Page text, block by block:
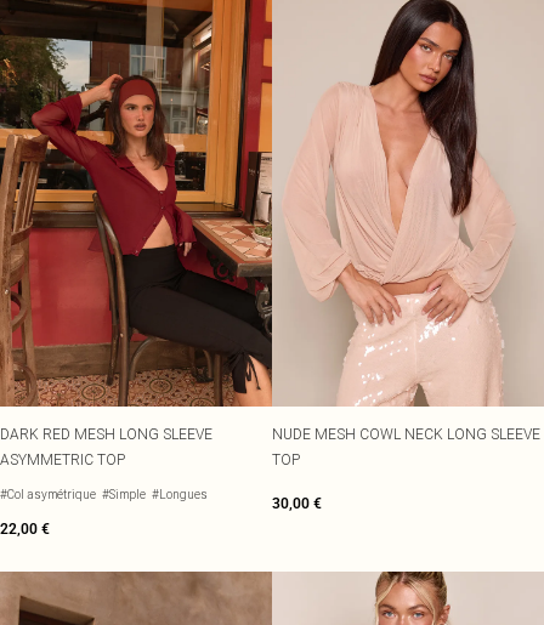
DARK RED MESH LONG SLEEVE
ASYMMETRIC TOP
#Col asymétrique #Simple #Longues
22,00 €
NUDE MESH COWL NECK LONG SLEEVE
TOP
30,00 €